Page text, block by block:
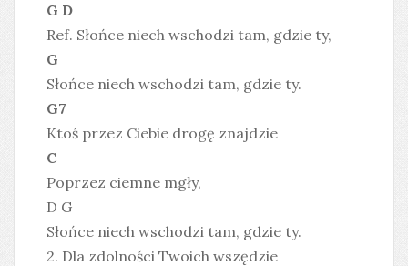
G D
Ref. Słońce niech wschodzi tam, gdzie ty,
G
Słońce niech wschodzi tam, gdzie ty.
G7
Ktoś przez Ciebie drogę znajdzie
C
Poprzez ciemne mgły,
D G
Słońce niech wschodzi tam, gdzie ty.
2. Dla zdolności Twoich wszędzie